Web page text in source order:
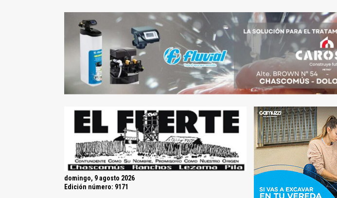
domingo, 9 agosto 2026
Edición número: 9171